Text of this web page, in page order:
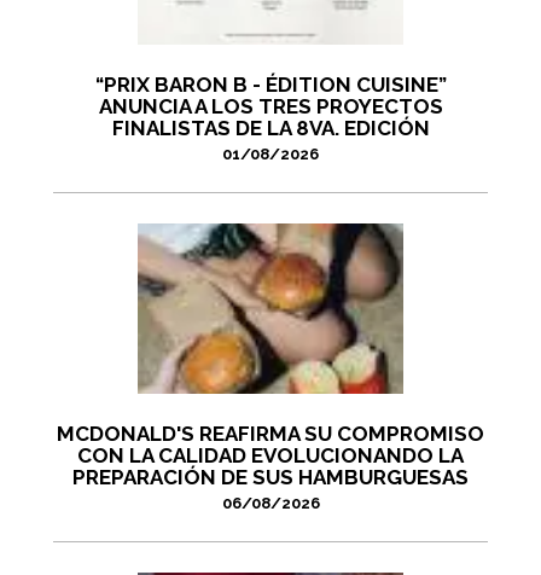
“PRIX BARON B - ÉDITION CUISINE”
ANUNCIA A LOS TRES PROYECTOS
FINALISTAS DE LA 8VA. EDICIÓN
01/08/2026
MCDONALD'S REAFIRMA SU COMPROMISO
CON LA CALIDAD EVOLUCIONANDO LA
PREPARACIÓN DE SUS HAMBURGUESAS
06/08/2026